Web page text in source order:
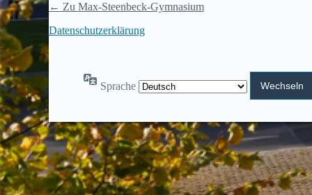
← Zu Max-Steenbeck-Gymnasium
Datenschutzerklärung
Sprache